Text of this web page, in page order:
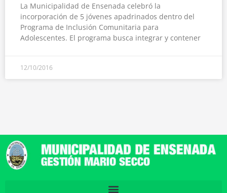
La Municipalidad de Ensenada celebró la
incorporación de 5 jóvenes apadrinados dentro del
Programa de Inclusión Comunitaria para
Adolescentes. El programa busca integrar y contener
12/10/2016